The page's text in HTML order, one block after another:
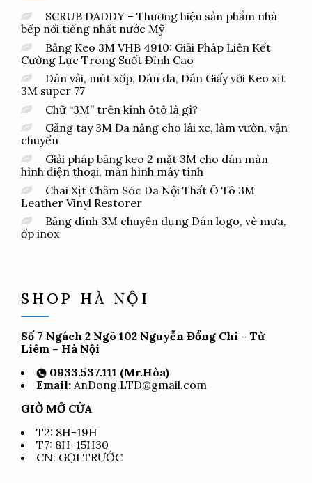
SCRUB DADDY – Thương hiệu sản phẩm nhà
bếp nổi tiếng nhất nước Mỹ
Băng Keo 3M VHB 4910: Giải Pháp Liên Kết
Cường Lực Trong Suốt Đỉnh Cao
Dán vải, mút xốp, Dán da, Dán Giấy với Keo xịt
3M super 77
Chữ “3M” trên kính ôtô là gì?
Găng tay 3M Đa năng cho lái xe, làm vườn, vận
chuyển
Giải pháp băng keo 2 mặt 3M cho dán màn
hình điện thoại, màn hình máy tính
Chai Xịt Chăm Sóc Da Nội Thất Ô Tô 3M
Leather Vinyl Restorer
Băng dính 3M chuyên dụng Dán logo, vè mưa,
ốp inox
SHOP HÀ NỘI
Số 7 Ngách 2 Ngõ 102 Nguyễn Đổng Chi - Từ
Liêm – Hà Nội
0933.537.111 (Mr.Hòa)
Email: AnDong.LTD@gmail.com
GIỜ MỞ CỬA
T2: 8H-19H
T7: 8H-15H30
CN: GỌI TRƯỚC